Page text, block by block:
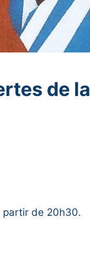
de la
partir de 20h30.